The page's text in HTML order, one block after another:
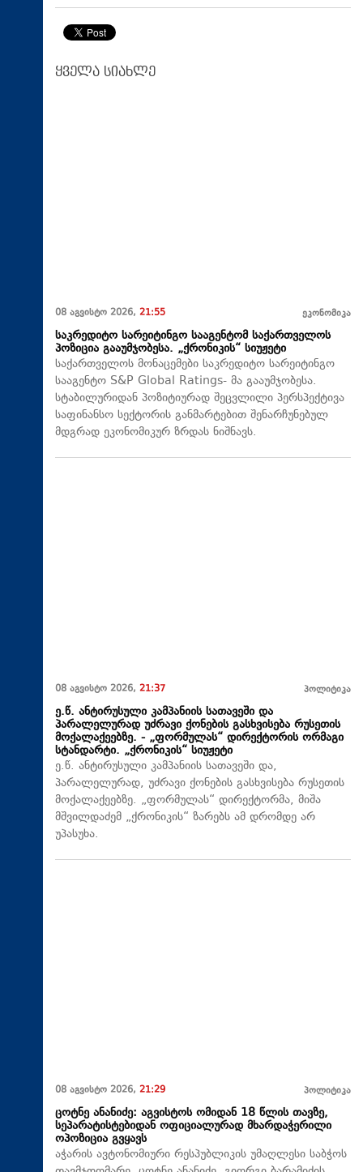
ყველა სიახლე
08 აგვისტო 2026, 21:55 ეკონომიკა
საკრედიტო სარეიტინგო სააგენტომ საქართველოს
პოზიცია გააუმჯობესა. „ქრონიკის“ სიუჟეტი
საქართველოს მონაცემები საკრედიტო სარეიტინგო
სააგენტო S&P Global Ratings- მა გააუმჯობესა.
სტაბილურიდან პოზიტიურად შეცვლილი პერსპექტივა
საფინანსო სექტორის განმარტებით შენარჩუნებულ
მდგრად ეკონომიკურ ზრდას ნიშნავს.
08 აგვისტო 2026, 21:37 პოლიტიკა
ე.წ. ანტირუსული კამპანიის სათავეში და
პარალელურად უძრავი ქონების გასხვისება რუსეთის
მოქალაქეებზე. - „ფორმულას“ დირექტორის ორმაგი
სტანდარტი. „ქრონიკის“ სიუჟეტი
ე.წ. ანტირუსული კამპანიის სათავეში და,
პარალელურად, უძრავი ქონების გასხვისება რუსეთის
მოქალაქეებზე. „ფორმულას“ დირექტორმა, მიშა
მშვილდაძემ „ქრონიკის“ ზარებს ამ დრომდე არ
უპასუხა.
08 აგვისტო 2026, 21:29 პოლიტიკა
ცოტნე ანანიძე: აგვისტოს ომიდან 18 წლის თავზე,
სეპარატისტებიდან ოფიციალურად მხარდაჭერილი
ოპოზიცია გვყავს
აჭარის ავტონომიური რესპუბლიკის უმაღლესი საბჭოს